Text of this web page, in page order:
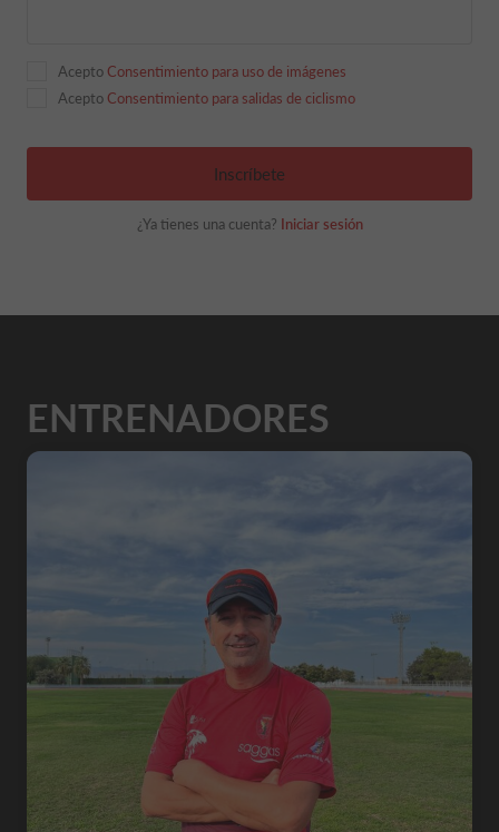
Acepto Consentimiento para uso de imágenes
Acepto Consentimiento para salidas de ciclismo
Inscríbete
¿Ya tienes una cuenta? Iniciar sesión
ENTRENADORES